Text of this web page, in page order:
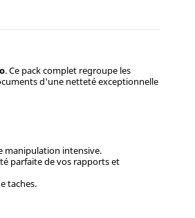
. Ce pack complet regroupe les
d'une netteté exceptionnelle
manipulation intensive.
parfaite de vos rapports et
taches.